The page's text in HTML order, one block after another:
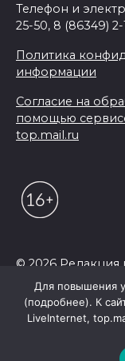
Телефон и
25-50, 8 (86349)
Политика
информации
Согласие на
помощью
top.mail.ru
© 2026 Редакция
Для повышения
(подробнее). К
LiveInternet,